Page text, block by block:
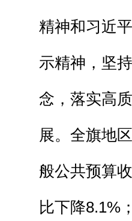
精神和习近
示精神，坚
念，落实高
展。全旗地
般公共预算
比下降8.1%